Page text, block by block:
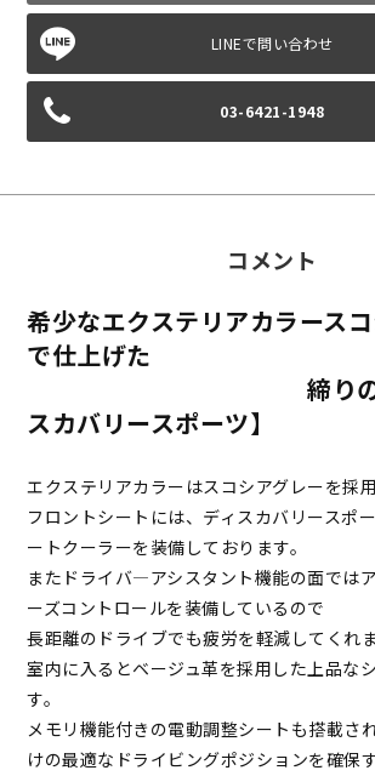
03-6421-1948
コメント
希少なエクステリアカラース
で仕上げた
締りのある
スカバリースポーツ】
エクステリアカラーはスコシアグレーを採用
フロントシートには、ディスカバリースポ
ートクーラーを装備しております。
またドライバ―アシスタント機能の面では
ーズコントロールを装備しているので
長距離のドライブでも疲労を軽減してくれま
室内に入るとベージュ革を採用した上品な
す。
メモリ機能付きの電動調整シートも搭載さ
けの最適なドライビングポジションを確保